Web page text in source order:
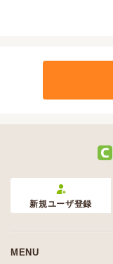
新規ユーザ登録
MENU